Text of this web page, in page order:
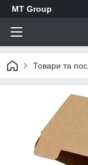
MT Group
Товари та